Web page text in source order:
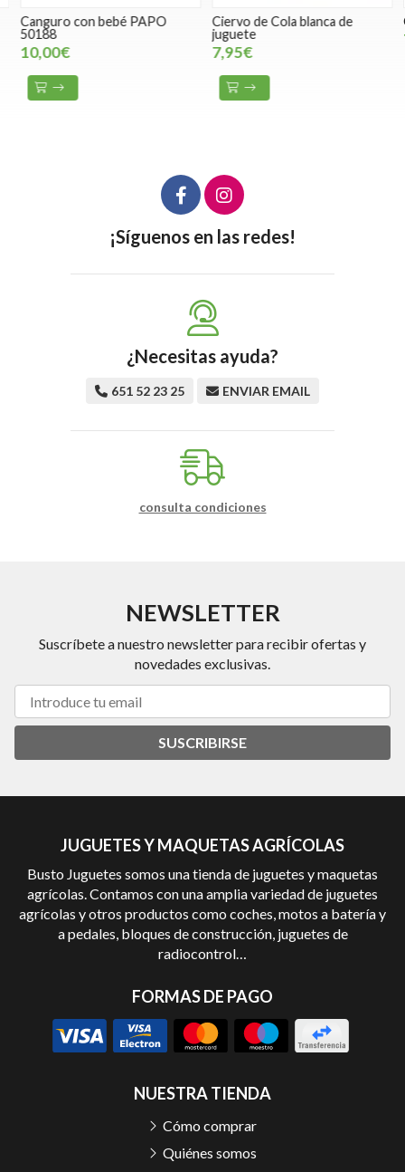
Canguro con bebé PAPO
50188
10,00€
Ciervo de Cola blanca de
juguete
7,95€
¡Síguenos en las redes!
¿Necesitas ayuda?
651 52 23 25 ENVIAR EMAIL
consulta condiciones
NEWSLETTER
Suscríbete a nuestro newsletter para recibir ofertas y
novedades exclusivas.
SUSCRIBIRSE
JUGUETES Y MAQUETAS AGRÍCOLAS
Busto Juguetes somos una tienda de juguetes y maquetas
agrícolas. Contamos con una amplia variedad de juguetes
agrícolas y otros productos como coches, motos a batería y
a pedales, bloques de construcción, juguetes de
radiocontrol…
FORMAS DE PAGO
NUESTRA TIENDA
Cómo comprar
Quiénes somos